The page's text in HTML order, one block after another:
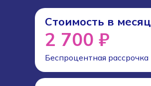
Стоимость в месяц
2 700 ₽
Беспроцентная рассрочка